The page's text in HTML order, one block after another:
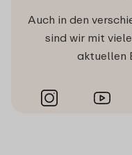
Auch in den
sind wir mit
aktuellen